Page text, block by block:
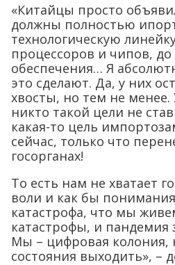
«Китайцы просто
должны полностью
технологическую
процессоров и чипов,
обеспечения… Я
это сделают. Да, у них
хвосты, но тем не менее.
никто такой цели не
какая-то цель
сейчас, только что
госорганах!
То есть нам не хватает
воли и как бы
катастрофа, что мы
катастрофы, и пандемия
Мы – цифровая колония,
состояния выходить», –